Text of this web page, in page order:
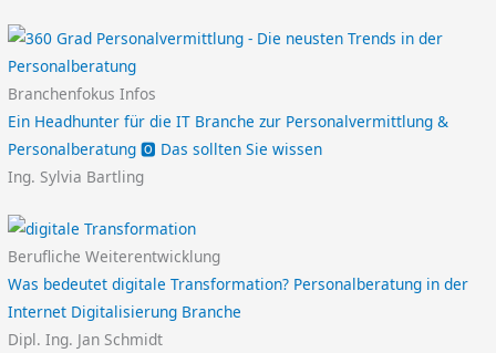
Branchenfokus Infos
Ein Headhunter für die IT Branche zur Personalvermittlung &
Personalberatung 🅾️ Das sollten Sie wissen
Ing. Sylvia Bartling
Berufliche Weiterentwicklung
Was bedeutet digitale Transformation? Personalberatung in der
Internet Digitalisierung Branche
Dipl. Ing. Jan Schmidt